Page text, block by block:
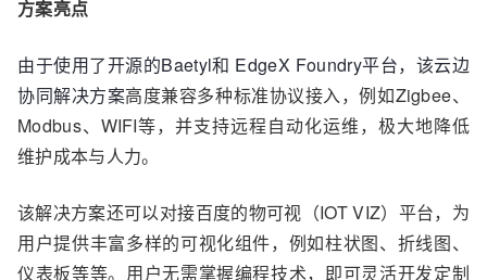
方案亮点
由于使用了开源的Baetyl和 EdgeX Foundry平台，该云边
协同解决方案高度兼容多种标准协议接入，例如Zigbee、
Modbus、WIFI等，并支持远程自动化运维，极大地降低
维护成本与人力。
该解决方案还可以对接百度的物可视（IOT VIZ）平台，为
用户提供丰富多样的可视化组件，例如柱状图、折线图、
仪表板等等。用户无需掌握编程技术，即可灵活开发定制